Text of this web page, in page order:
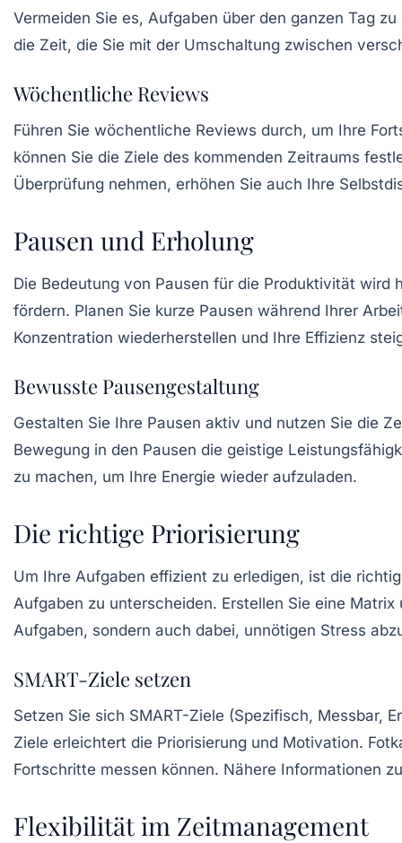
Vermeiden Sie es, Aufgaben über den ganzen Tag
die Zeit, die Sie mit der Umschaltung zwischen
Wöchentliche Reviews
Führen Sie wöchentliche Reviews durch, um Ihre
können Sie die Ziele des kommenden Zeitraums
Überprüfung nehmen, erhöhen Sie auch Ihre
Pausen und Erholung
Die Bedeutung von Pausen für die Produktivität wird
fördern. Planen Sie kurze Pausen während Ihrer
Konzentration wiederherstellen und Ihre Effizienz
Bewusste Pausengestaltung
Gestalten Sie Ihre Pausen aktiv und nutzen Sie die
Bewegung in den Pausen die geistige
zu machen, um Ihre Energie wieder aufzuladen.
Die richtige Priorisierung
Um Ihre Aufgaben effizient zu erledigen, ist die
Aufgaben zu unterscheiden. Erstellen Sie eine
Aufgaben, sondern auch dabei, unnötigen Stress
SMART-Ziele setzen
Setzen Sie sich SMART-Ziele (Spezifisch, Messbar,
Ziele erleichtert die Priorisierung und Motivation.
Fortschritte messen können. Nähere Informationen
Flexibilität im Zeitmanagement